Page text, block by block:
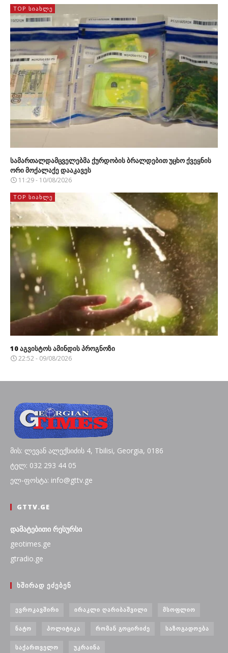
TOP ᲡᲘᲐᲮᲚᲔ
სამართალდამცველებმა ქურდობის ბრალდებით უცხო ქვეყნის
ორი მოქალაქე დააკავეს
11:29 - 10/08/2026
TOP ᲡᲘᲐᲮᲚᲔ
10 აგვისტოს ამინდის პროგნოზი
22:52 - 09/08/2026
მის: ლევან ალექსიძის 4, Tbilisi, Georgia, 0186
ტელ: 032 293 44 05
ელ-ფოსტა: info@gttv.ge
GTTV.GE
დამატებითი რესურსი
geotimes.ge
gtradio.ge
ᲮᲨᲘᲠᲐᲓ ᲔᲫᲔᲑᲔᲜ
ᲔᲕᲠᲝᲙᲐᲕᲨᲘᲠᲘ ᲘᲠᲐᲙᲚᲘ ᲦᲐᲠᲘᲑᲐᲨᲕᲘᲚᲘ ᲛᲡᲝᲤᲚᲘᲝ
ᲜᲐᲢᲝ ᲞᲝᲚᲘᲢᲘᲙᲐ ᲠᲝᲛᲐᲜ ᲒᲝᲪᲘᲠᲘᲫᲔ ᲡᲐᲖᲝᲒᲐᲓᲝᲔᲑᲐ
ᲡᲐᲥᲐᲠᲗᲕᲔᲚᲝ ᲣᲙᲠᲐᲘᲜᲐ